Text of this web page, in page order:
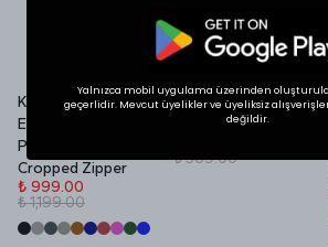
İlgini
Kadın Yazlık VOID
Edition Nakışlı
Premium Oversize
Cropped Zipper
₺ 999.00
₺ 1,199.00
VOID Redefined
Daily Ceramic Mug
₺ 569.00
Yalnızca mobil uygulama üzerinden
geçerlidir. Mevcut üyelikler ve üyeliksiz
değildir.